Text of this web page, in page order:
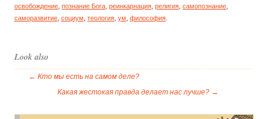
освобождение познание Бога реинкарнация религия самопознание
саморазвитие социум теология ум философия
Look also
← Кто мы есть на самом деле?
Какая жестокая правда делает нас лучше? →